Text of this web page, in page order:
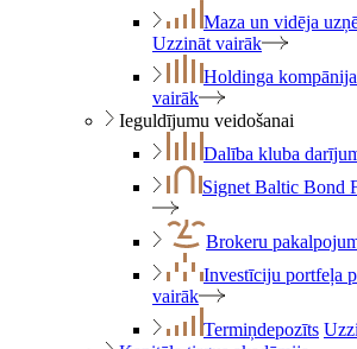
Maza un vidēja
Uzzināt vairāk
Holdinga
vairāk
Ieguldījumu veidošanai
Dalība kluba
Signet Baltic Bond
Brokeru
Investīciju portfeļa
vairāk
Termiņdepozīts